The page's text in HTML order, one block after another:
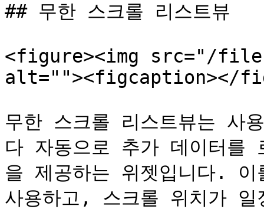
## 무한 스크롤 리스트뷰
<figure><img src="/files/
alt=""><figcaption></
무한 스크롤 리스트뷰는 사
다 자동으로 추가 데이터를
을 제공하는 위젯입니다.
사용하고, 스크롤 위치가